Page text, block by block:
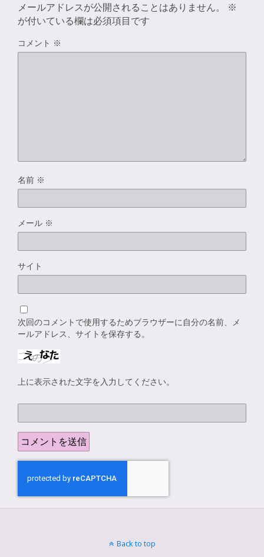
メールアドレスが公開されることはありません。
※
が付いている欄は必須項目です
コメント ※
名前 ※
メール ※
サイト
次回のコメントで使用するためブラウザーに自分の名前、メ
ールアドレス、サイトを保存する。
上に表示された文字を入力してください。
Back to top